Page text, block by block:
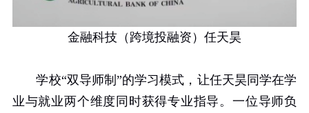
金融科技（跨境投融资）任天昊
学校“双导师制”的学习模式，让任天昊同学在学
业与就业两个维度同时获得专业指导。一位导师负